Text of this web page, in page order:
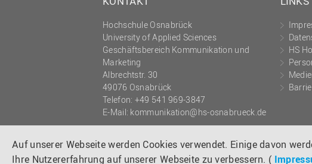
Auf unserer Webseite werden Cookies verwendet. Einige davon
Ihre Nutzererfahrung auf unserer Webseite zu verbessern. (
Hochschule Osnabrück
University of Applied Sciences
Geschäftsbereich Kommunikation und
Marketing
Albrechtstr. 30
49076 Osnabrück
Telefon: +49 541 969-3847
E-Mail: kommunikation@hs-osnabrueck.de
UNIVERSITY OF APPLIED SCIENCES
HS